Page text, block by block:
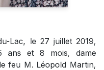
Lac, le 27 juillet 2019,
ans et 8 mois, dame
feu M. Léopold Martin,